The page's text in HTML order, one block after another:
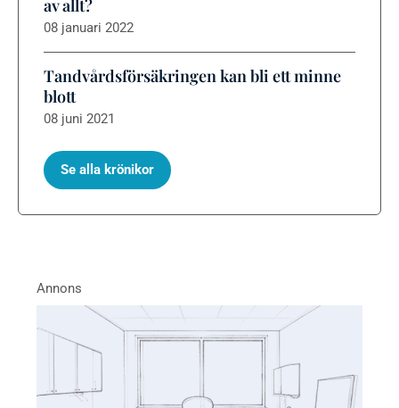
av allt?
08 januari 2022
Tandvårdsförsäkringen kan bli ett minne
blott
08 juni 2021
Se alla krönikor